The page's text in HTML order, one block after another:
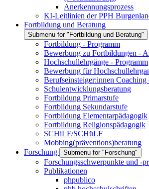
Anerkennungsprozess
KI-Leitlinien der PPH
Fortbildung und Beratung
Submenu for "Fortbildung und Beratung"
Fortbildung - Programm
Bewerbung zu Fortbildungen -
Hochschullehrgänge - Programm
Bewerbung für
Berufseinsteiger:innen Coaching
Schulentwicklungsberatung
Fortbildung Primarstufe
Fortbildung Sekundarstufe
Fortbildung Elementarpädagogik
Fortbildung Religionspädagogik
SCHiLF/SCHüLF
Mobbing(präventions)beratung
Forschung
Submenu for "Forschung"
Forschungsschwerpunkte und -
Publikationen
phpublico